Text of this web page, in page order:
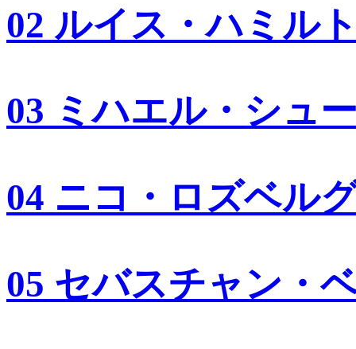
02 ルイス・ハミル
03 ミハエル・シュ
04 ニコ・ロズベル
05 セバスチャン・